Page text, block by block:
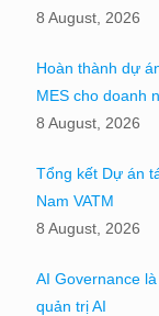
8 August, 2026
Hoàn thành dự
MES cho doanh
8 August, 2026
Tổng kết Dự án
Nam VATM
8 August, 2026
AI Governance
quản trị AI